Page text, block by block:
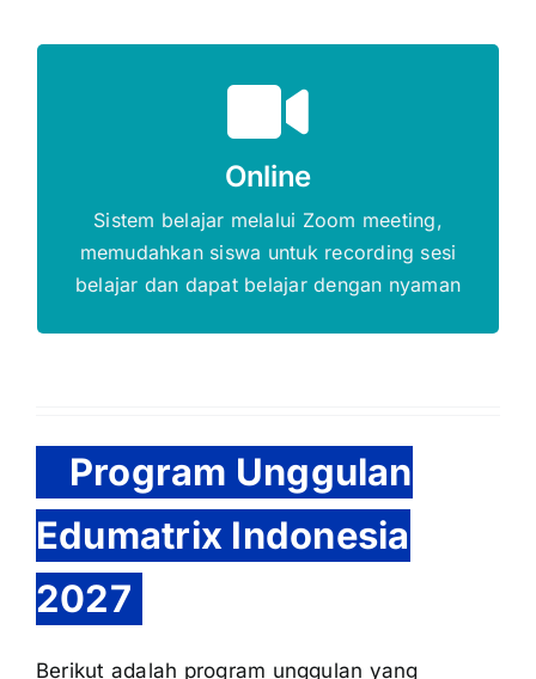
Online
Sistem belajar melalui Zoom meeting,
memudahkan siswa untuk recording sesi
belajar dan dapat belajar dengan nyaman
DAFTAR SEKARANG
Program Unggulan
Edumatrix Indonesia
2027
Berikut adalah program unggulan yang